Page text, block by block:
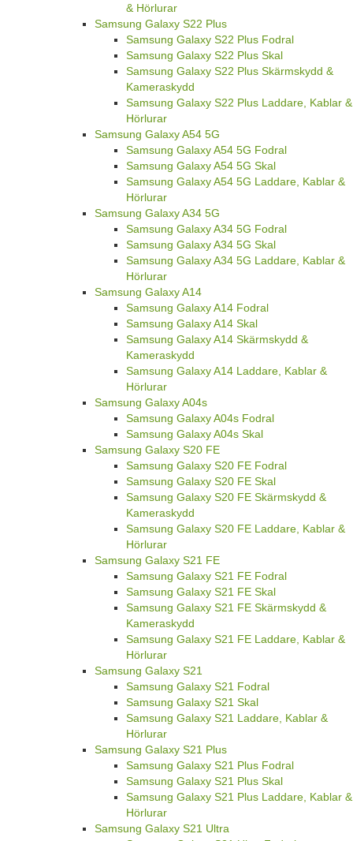
& Hörlurar
Samsung Galaxy S22 Plus
Samsung Galaxy S22 Plus Fodral
Samsung Galaxy S22 Plus Skal
Samsung Galaxy S22 Plus Skärmskydd &
Kameraskydd
Samsung Galaxy S22 Plus Laddare, Kablar &
Hörlurar
Samsung Galaxy A54 5G
Samsung Galaxy A54 5G Fodral
Samsung Galaxy A54 5G Skal
Samsung Galaxy A54 5G Laddare, Kablar &
Hörlurar
Samsung Galaxy A34 5G
Samsung Galaxy A34 5G Fodral
Samsung Galaxy A34 5G Skal
Samsung Galaxy A34 5G Laddare, Kablar &
Hörlurar
Samsung Galaxy A14
Samsung Galaxy A14 Fodral
Samsung Galaxy A14 Skal
Samsung Galaxy A14 Skärmskydd &
Kameraskydd
Samsung Galaxy A14 Laddare, Kablar &
Hörlurar
Samsung Galaxy A04s
Samsung Galaxy A04s Fodral
Samsung Galaxy A04s Skal
Samsung Galaxy S20 FE
Samsung Galaxy S20 FE Fodral
Samsung Galaxy S20 FE Skal
Samsung Galaxy S20 FE Skärmskydd &
Kameraskydd
Samsung Galaxy S20 FE Laddare, Kablar &
Hörlurar
Samsung Galaxy S21 FE
Samsung Galaxy S21 FE Fodral
Samsung Galaxy S21 FE Skal
Samsung Galaxy S21 FE Skärmskydd &
Kameraskydd
Samsung Galaxy S21 FE Laddare, Kablar &
Hörlurar
Samsung Galaxy S21
Samsung Galaxy S21 Fodral
Samsung Galaxy S21 Skal
Samsung Galaxy S21 Laddare, Kablar &
Hörlurar
Samsung Galaxy S21 Plus
Samsung Galaxy S21 Plus Fodral
Samsung Galaxy S21 Plus Skal
Samsung Galaxy S21 Plus Laddare, Kablar &
Hörlurar
Samsung Galaxy S21 Ultra